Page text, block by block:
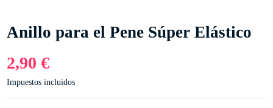
Anillo para el Pene Súper Elástico
2,90 €
Impuestos incluidos